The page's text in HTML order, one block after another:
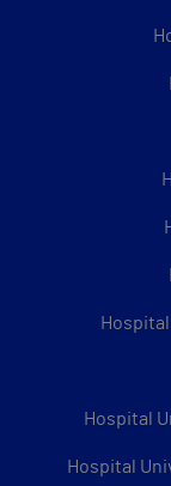
Hospital
Hospital